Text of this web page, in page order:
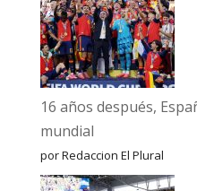
16 años después,
mundial
por Redaccion El Plural